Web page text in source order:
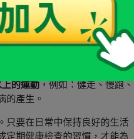
。植物性雌激素結構類似人
，緩解更年期症狀。
的運動，例如：健走、慢跑、
的產生。
只要在日常中保持良好的生活
定期健康檢查的習慣，才能為